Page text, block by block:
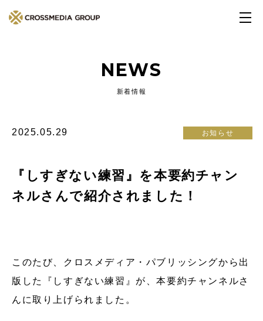
NEWS
新着情報
2025.05.29 お知らせ
『しすぎない練習』を本要約チャン
ネルさんで紹介されました！
このたび、クロスメディア・パブリッシングから出
版した『しすぎない練習』が、本要約チャンネルさ
んに取り上げられました。